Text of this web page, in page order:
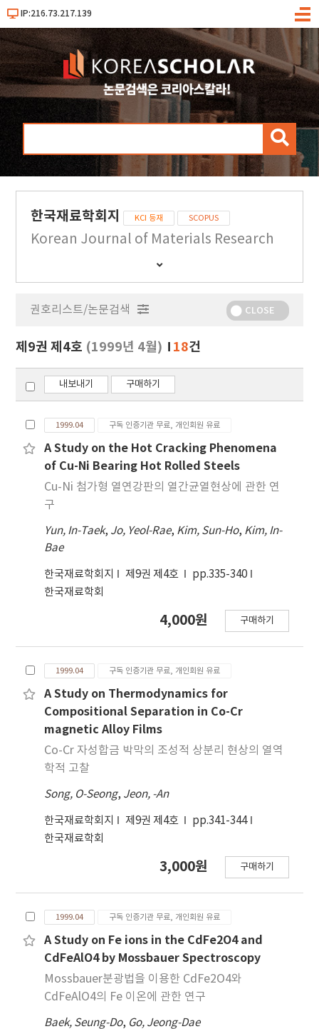
IP:216.73.217.139
메
검
한국재료학회지 KCI 등재 SCOPUS
Korean Journal of Materials Research
간
행
보
기
권호리스트/논문검색 CLOSE
제9권 제4호 (1999년 4월) 18건
내보내기 구매하기
1999.04 구독 인증기관 무료, 개인회원 유료
A Study on the Hot Cracking Phenomena
of Cu-Ni Bearing Hot Rolled Steels
Cu-Ni 첨가형 열연강판의 열간균열현상에 관한 연
구
Yun, In-Taek, Jo, Yeol-Rae, Kim, Sun-Ho, Kim, In-
Bae
한국재료학회지 제9권 제4호
pp.335-340
한국재료학회
4,000원 구매하기
1999.04 구독 인증기관 무료, 개인회원 유료
A Study on Thermodynamics for
Compositional Separation in Co-Cr
magnetic Alloy Films
Co-Cr 자성합금 박막의 조성적 상분리 현상의 열역
학적 고찰
Song, O-Seong, Jeon, -An
한국재료학회지 제9권 제4호
pp.341-344
한국재료학회
3,000원 구매하기
1999.04 구독 인증기관 무료, 개인회원 유료
A Study on Fe ions in the CdFe2O4 and
CdFeAlO4 by Mossbauer Spectroscopy
Mossbauer분광법을 이용한 CdFe2O4와
CdFeAlO4의 Fe 이온에 관한 연구
Baek, Seung-Do, Go, Jeong-Dae